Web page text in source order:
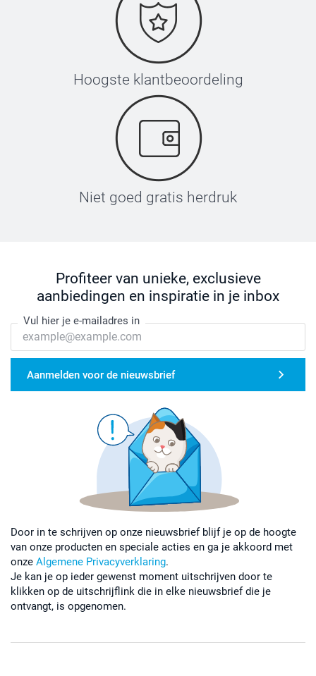
Hoogste klantbeoordeling
Niet goed gratis herdruk
Profiteer van unieke, exclusieve
aanbiedingen en inspiratie in je inbox
Vul hier je e-mailadres in
Aanmelden voor de nieuwsbrief
Door in te schrijven op onze nieuwsbrief blijf je op de hoogte
van onze producten en speciale acties en ga je akkoord met
onze Algemene Privacyverklaring.
Je kan je op ieder gewenst moment uitschrijven door te
klikken op de uitschrijflink die in elke nieuwsbrief die je
ontvangt, is opgenomen.